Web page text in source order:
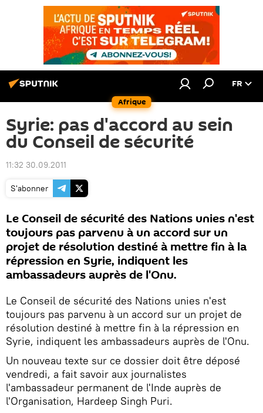
Afrique
FR
Syrie: pas d'accord au sein
du Conseil de sécurité
11:32 30.09.2011
S'abonner
Le Conseil de sécurité des Nations unies n'est
toujours pas parvenu à un accord sur un
projet de résolution destiné à mettre fin à la
répression en Syrie, indiquent les
ambassadeurs auprès de l'Onu.
Le Conseil de sécurité des Nations unies n'est
toujours pas parvenu à un accord sur un projet de
résolution destiné à mettre fin à la répression en
Syrie, indiquent les ambassadeurs auprès de l'Onu.
Un nouveau texte sur ce dossier doit être déposé
vendredi, a fait savoir aux journalistes
l'ambassadeur permanent de l'Inde auprès de
l'Organisation, Hardeep Singh Puri.